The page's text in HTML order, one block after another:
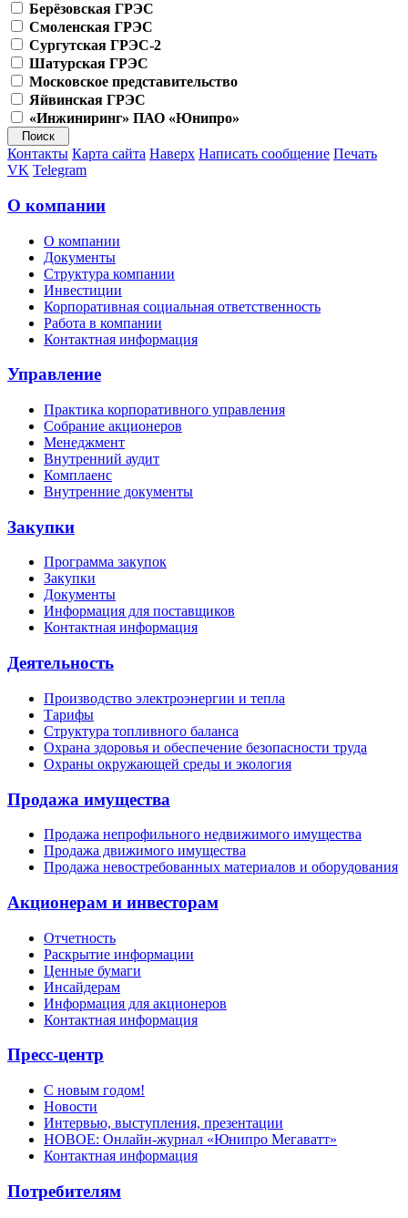
Берёзовская ГРЭС
Смоленская ГРЭС
Сургутская ГРЭС-2
Шатурская ГРЭС
Московское представительство
Яйвинская ГРЭС
«Инжиниринг» ПАО «Юнипро»
Контакты Карта сайта Наверх Написать сообщение Печать
VK Telegram
О компании
О компании
Документы
Структура компании
Инвестиции
Корпоративная социальная ответственность
Работа в компании
Контактная информация
Управление
Практика корпоративного управления
Собрание акционеров
Менеджмент
Внутренний аудит
Комплаенс
Внутренние документы
Закупки
Программа закупок
Закупки
Документы
Информация для поставщиков
Контактная информация
Деятельность
Производство электроэнергии и тепла
Тарифы
Структура топливного баланса
Охрана здоровья и обеспечение безопасности труда
Охраны окружающей среды и экология
Продажа имущества
Продажа непрофильного недвижимого имущества
Продажа движимого имущества
Продажа невостребованных материалов и оборудования
Акционерам и инвесторам
Отчетность
Раскрытие информации
Ценные бумаги
Инсайдерам
Информация для акционеров
Контактная информация
Пресс-центр
С новым годом!
Новости
Интервью, выступления, презентации
НОВОЕ: Онлайн-журнал «Юнипро Мегаватт»
Контактная информация
Потребителям